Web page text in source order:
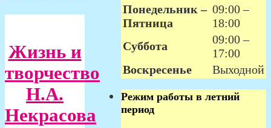
Жизнь и
творчество
Н.А.
Некрасова
Понедельник –
Пятница
09:00 –
18:00
Суббота
09:00 –
17:00
Воскресенье
Выходной
Режим работы в летний
период